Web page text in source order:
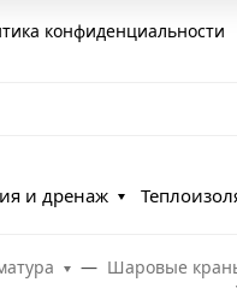
конфиденциальности
и дренаж
Шаровые